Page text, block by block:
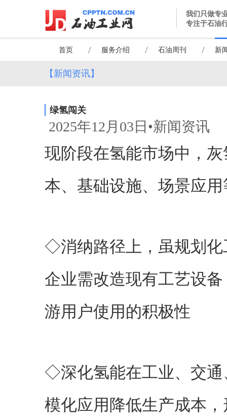
我们只做专
专注于石油
首页 服务介绍 石油周刊 新
【新闻资讯】
绿氢闯关
2025年12月03日•新闻资讯
现阶段在氢能市场中，
本、基础设施、场景应
◇消纳路径上，虽规划化
企业需改造现有工艺设
游用户使用的积极性
◇深化氢能在工业、交通
模化应用降低生产成本